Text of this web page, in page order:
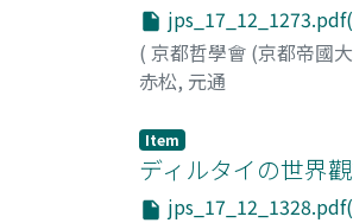
( 京都哲學會 (京都帝國
赤松, 元通
Item
ディルタイの世界